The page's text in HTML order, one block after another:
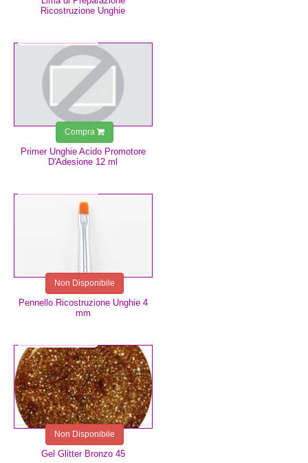
Ricostruzione Unghie
Primer Unghie Acido Promotore
D'Adesione 12 ml
Compra
Pennello Ricostruzione Unghie 4
mm
Non Disponibile
Gel Glitter Bronzo 45
Non Disponibile